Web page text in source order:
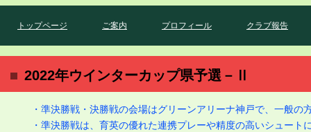
トップページ ご案内 プロフィール クラブ報告
2022年ウインターカップ県予選－Ⅱ
・準決勝戦・決勝戦の会場はグリーンアリーナ神戸で、一般
・準決勝戦は、育英の優れた連携プレーや精度の高いシュー